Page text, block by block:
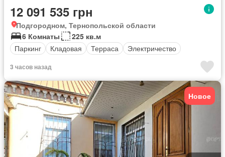
12 091 535 грн
Подгородном, Тернопольской области
6 Комнаты
225 кв.м
Паркинг
Кладовая Терраса Электричество
3 часов назад
Новое